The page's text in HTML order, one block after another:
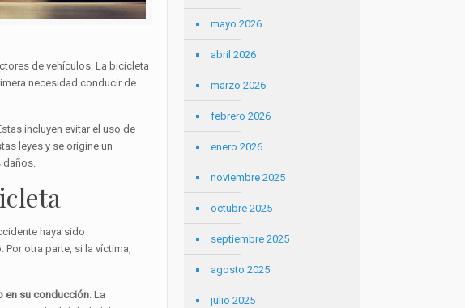
de vehículos. La bicicleta
necesidad conducir de
incluyen evitar el uso de
leyes y se origine un
haya sido
otra parte, si la víctima,
en su conducción . La
mayo 2026
abril 2026
marzo 2026
febrero 2026
enero 2026
noviembre 2025
octubre 2025
septiembre 2025
agosto 2025
julio 2025